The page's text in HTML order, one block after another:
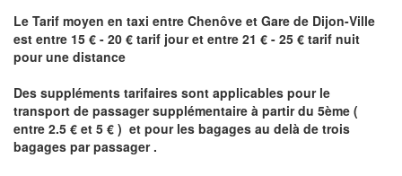
Le Tarif moyen en taxi entre Chenôve et Gare de Dijon-Ville
est entre 15 € - 20 € tarif jour et entre 21 € - 25 € tarif nuit
pour une distance
Des suppléments tarifaires sont applicables pour le
transport de passager supplémentaire à partir du 5ème (
entre 2.5 € et 5 € ) et pour les bagages au delà de trois
bagages par passager .